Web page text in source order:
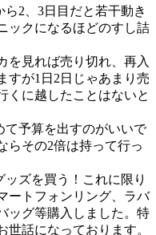
2、3日目だと若干動き
ックになるほどのすし詰
を見れば売り切れ、再入
すが1日2日じゃあまり売
くに越したことはないと
て予算を出すのがいいで
らその2倍は持って行っ
ズを買う！これに限り
ートフォンリング、ラバ
ッグ等購入しました。特
話になっております。